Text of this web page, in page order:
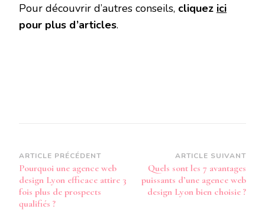
Pour découvrir d’autres conseils, cliquez ici
pour plus d’articles.
Navigation
d’article
ARTICLE PRÉCÉDENT
Pourquoi une agence web
design Lyon efficace attire 3
fois plus de prospects
qualifiés ?
ARTICLE SUIVANT
Quels sont les 7 avantages
puissants d’une agence web
design Lyon bien choisie ?